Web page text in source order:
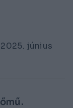
2025. június